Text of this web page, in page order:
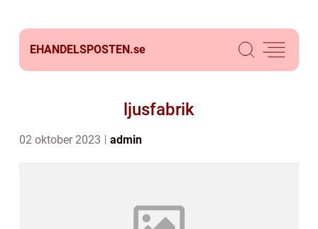
EHANDELSPOSTEN.se
ljusfabrik
02 oktober 2023 admin